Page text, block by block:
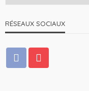
RÉSEAUX SOCIAUX